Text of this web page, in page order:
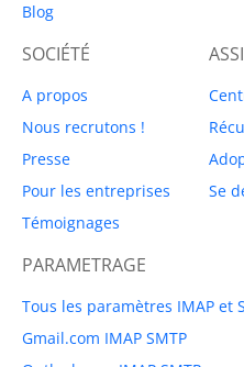
Blog
SOCIÉTÉ
A propos
Nous recrutons !
Presse
Pour les entreprises
Témoignages
Se
PARAMETRAGE
Tous les paramètres IMAP et
Gmail.com IMAP SMTP